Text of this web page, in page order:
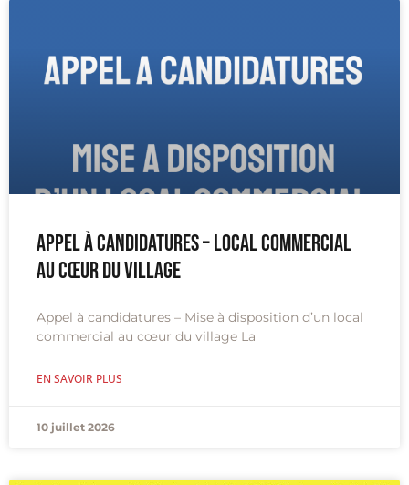
Appel à candidatures – Local commercial
au cœur du village
Appel à candidatures – Mise à disposition d’un local
commercial au cœur du village La
EN SAVOIR PLUS
10 juillet 2026